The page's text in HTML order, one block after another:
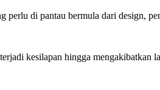
perlu di pantau bermula dari design,
kesilapan hingga mengakibatkan